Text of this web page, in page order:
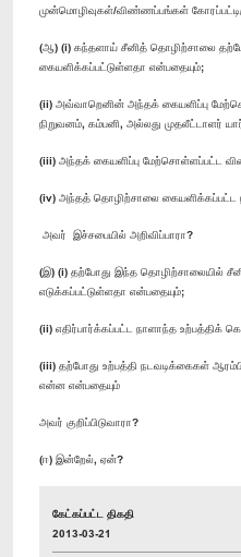
முன்மொழிவுகள்/விண்ணப்பங்கள்
(ஆ) (i) கந்தளாய் சீனித் தொழிற்சாலை
கையளிக்கப்பட்டுள்ளதா என்பதையும்;
(ii) அவ்வாறெனின் அந்தக் கையளிப்பு
நிறுவனம், கம்பனி, அல்லது முதலீட்டாளர்
(iii) அந்தக் கையளிப்பு மேற்சொள்ளப்பட்ட
(iv) அந்தத் தொழிற்சாலை
அவர் இச்சபையில் அறிவிப்பாரா?
(இ) (i) தற்போது இந்த தொழிற்சாலையில்
எடுக்கப்பட்டுள்ளதா என்பதையும்;
(ii) எதிர்பார்க்கப்பட்ட நாளாந்த உற்பத்திக்
(iii) தற்போது உற்பத்தி நடவடிக்கைகள்
என்ன என்பதையும்
அவர் குறிப்பிடுவாரா?
(ஈ) இன்றேல், ஏன்?
கேட்கப்பட்ட திகதி
2013-03-21